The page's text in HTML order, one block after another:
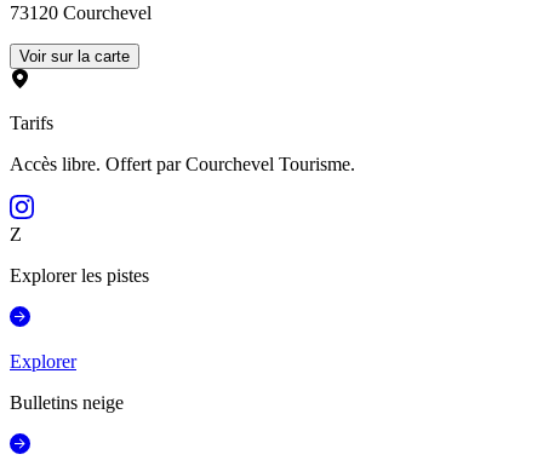
73120 Courchevel
Voir sur la carte
Tarifs
Accès libre. Offert par Courchevel Tourisme.
Z
Explorer les pistes
Explorer
Bulletins neige